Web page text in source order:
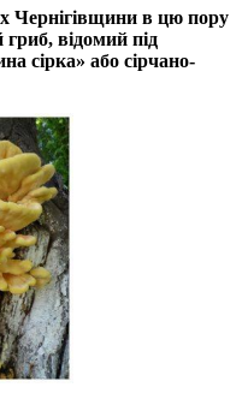
Чернігівщини в цю пору
відомий під
сірка» або сірчано-